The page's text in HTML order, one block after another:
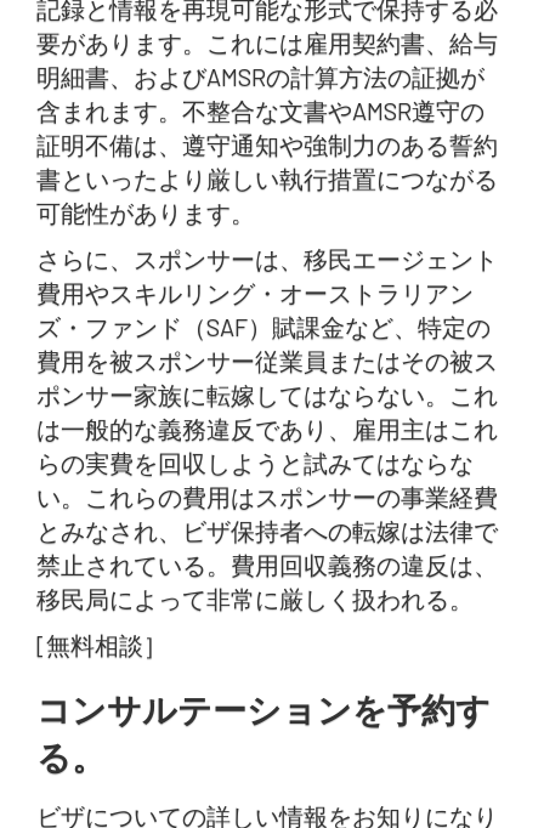
記録と情報を再現可能な形式で保持する必
要があります。これには雇用契約書、給与
明細書、およびAMSRの計算方法の証拠が
含まれます。不整合な文書やAMSR遵守の
証明不備は、遵守通知や強制力のある誓約
書といったより厳しい執行措置につながる
可能性があります。
さらに、スポンサーは、移民エージェント
費用やスキルリング・オーストラリアン
ズ・ファンド（SAF）賦課金など、特定の
費用を被スポンサー従業員またはその被ス
ポンサー家族に転嫁してはならない。これ
は一般的な義務違反であり、雇用主はこれ
らの実費を回収しようと試みてはならな
い。これらの費用はスポンサーの事業経費
とみなされ、ビザ保持者への転嫁は法律で
禁止されている。費用回収義務の違反は、
移民局によって非常に厳しく扱われる。
[無料相談］
コンサルテーションを予約す
る。
ビザについての詳しい情報をお知りになり